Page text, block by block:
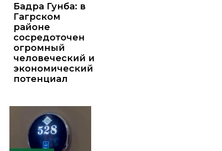
Бадра Гунба: в
Гагрском
районе
сосредоточен
огромный
человеческий и
экономический
потенциал